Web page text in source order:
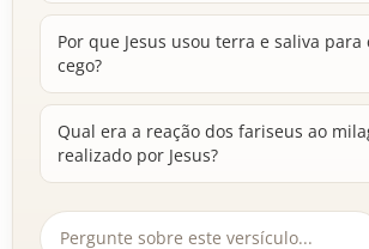
Por que Jesus usou terra e saliva para
cego?
Qual era a reação dos fariseus ao
realizado por Jesus?